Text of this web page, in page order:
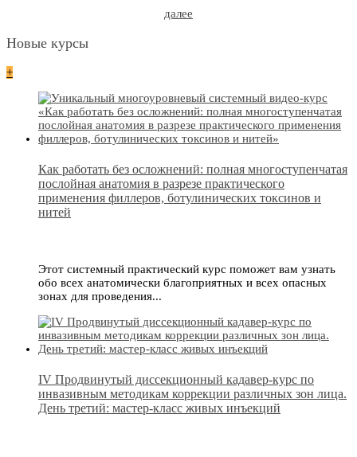
далее
Новые курсы
+
Как работать без осложнений: полная многоступенчатая
послойная анатомия в разрезе практического
применения филлеров, ботулинических токсинов и
нитей
Этот системный практический курс поможет вам узнать
обо всех анатомически благоприятных и всех опасных
зонах для проведения...
IV Продвинутый диссекционный кадавер-курс по
инвазивным методикам коррекции различных зон лица.
День третий: мастер-класс живых инъекций